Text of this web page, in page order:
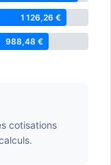
1 126,26 €
988,48 €
cotisations